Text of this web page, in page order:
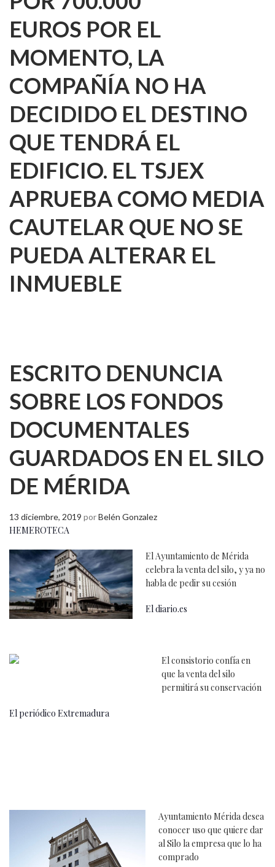
EUROS POR EL
MOMENTO, LA
COMPAÑÍA NO HA
DECIDIDO EL DESTINO
QUE TENDRÁ EL
EDIFICIO. EL TSJEX
APRUEBA COMO MEDIA
CAUTELAR QUE NO SE
PUEDA ALTERAR EL
INMUEBLE
ESCRITO DENUNCIA
SOBRE LOS FONDOS
DOCUMENTALES
GUARDADOS EN EL SILO
DE MÉRIDA
13 diciembre, 2019 porBelén Gonzalez
HEMEROTECA
El Ayuntamiento de Mérida
celebra la venta del silo, y ya no
habla de pedir su cesión
El diario.es
El consistorio confía en
que la venta del silo
permitirá su conservación
El periódico Extremadura
Ayuntamiento Mérida desea
conocer uso que quiere dar
al Silo la empresa que lo ha
comprado